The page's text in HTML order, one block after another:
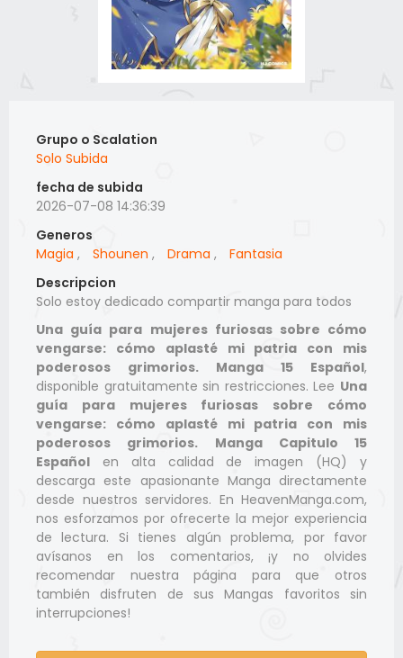
Grupo o Scalation
Solo Subida
fecha de subida
2026-07-08 14:36:39
Generos
Magia , Shounen , Drama ,
Fantasia
Descripcion
Solo estoy dedicado compartir manga para todos
Una guía para mujeres furiosas sobre cómo
vengarse: cómo aplasté mi patria con mis
poderosos grimorios. Manga 15 Español,
disponible gratuitamente sin restricciones. Lee Una
guía para mujeres furiosas sobre cómo
vengarse: cómo aplasté mi patria con mis
poderosos grimorios. Manga Capitulo 15
Español en alta calidad de imagen (HQ) y
descarga este apasionante Manga directamente
desde nuestros servidores. En HeavenManga.com,
nos esforzamos por ofrecerte la mejor experiencia
de lectura. Si tienes algún problema, por favor
avísanos en los comentarios, ¡y no olvides
recomendar nuestra página para que otros
también disfruten de sus Mangas favoritos sin
interrupciones!